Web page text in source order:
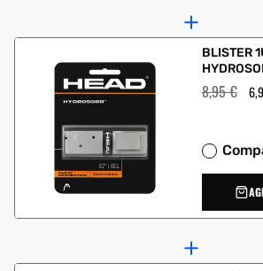
BLISTER
Precio
habitual
8,95 €
de